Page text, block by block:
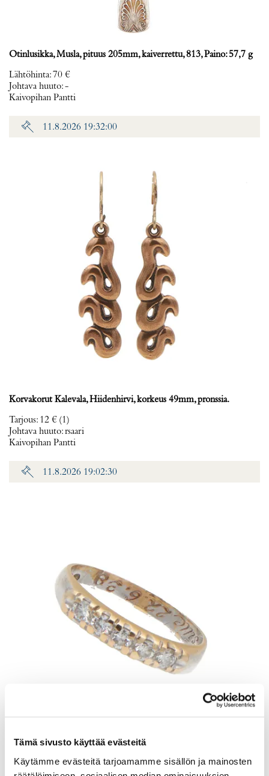
Tämä sivusto käyttää evästeitä
Käytämme evästeitä tarjoamamme sisällön ja mainosten
Otinlusikka, Musla, pituus 205mm, kaiverrettu, 813, Paino: 57,7 g
Lähtöhinta:70 €
Johtava huuto:-
Kaivopihan Pantti
11.8.2026 19:32:00
Korvakorut Kalevala, Hiidenhirvi, korkeus 49mm, pronssia.
Tarjous: 12 € (1)
Johtava huuto:rsaari
Kaivopihan Pantti
11.8.2026 19:02:30
Timanttisormus 5xn.0.05ct, koko 15¾, kaiverrettu, 585, Paino: 2,1